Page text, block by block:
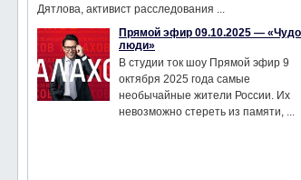
Дятлова, активист расследования ...
Прямой эфир 09.10.2025 —
люди»
В студии ток шоу Прямой эфир 9
октября 2025 года самые
необычайные жители России. Их
невозможно стереть из памяти, ...